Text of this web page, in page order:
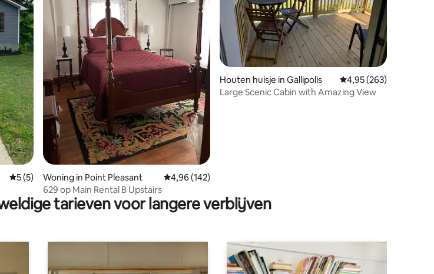
Gemiddelde beoordeling van 5 op 5, 5 recensies
5 (5)
Woning in Point Pleasant Gemiddelde beoordeling van 4,96 op 5, 142 recensies
4,96 (142)
629 op Main Rental B Upstairs
Houten huisje in Gallipolis Gemiddelde
4,95 (263)
Large Scenic Cabin with Amazing View
tarieven voor langere verblijven